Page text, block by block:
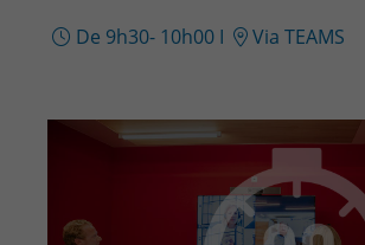
De 9h30- 10h00 I Via TEAMS